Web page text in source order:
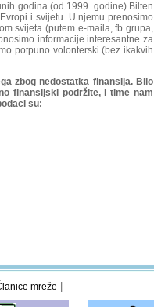
godina (od 1999. godine) Bilten
i svijetu. U njemu prenosimo
svijeta (putem e-maila, fb grupa,
informacije interesantne za
potpuno volonterski (bez ikakvih
zbog nedostatka finansija. Bilo
finansijski podržite, i time nam
su:
mreže